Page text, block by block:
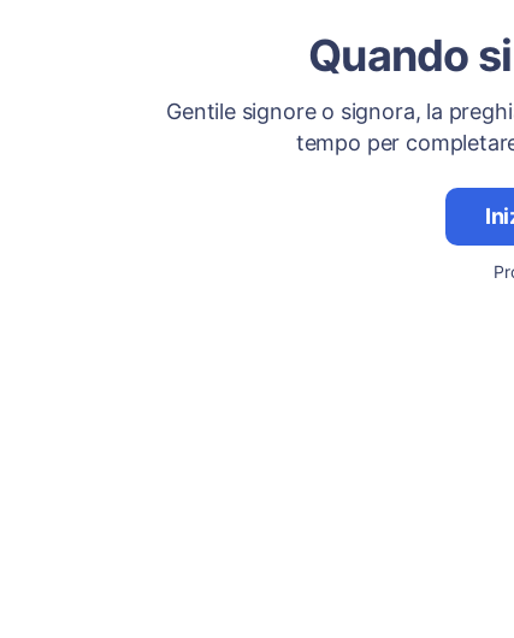
Quando
Gentile signore o signora, la
tempo per